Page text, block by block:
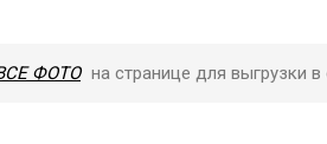
ФОТО на странице для выгрузки в